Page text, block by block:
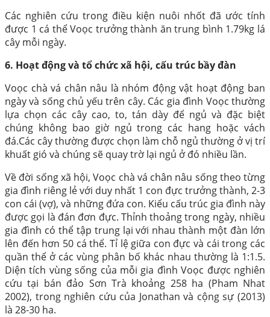
Các nghiên cứu trong điều kiện nuôi nhốt đã ước tính
được 1 cá thể Voọc trưởng thành ăn trung bình 1.79kg lá
cây mỗi ngày.
6. Hoạt động và tổ chức xã hội, cấu trúc bầy đàn
Voọc chà vá chân nâu là nhóm động vật hoạt động ban
ngày và sống chủ yếu trên cây. Các gia đình Voọc thường
lựa chọn các cây cao, to, tán dày để ngủ và đặc biệt
chúng không bao giờ ngủ trong các hang hoặc vách
đá.Các cây thường được chọn làm chỗ ngủ thường ở vị trí
khuất gió và chúng sẽ quay trờ lại ngủ ở đó nhiều lần.
Về đời sống xã hội, Voọc chà vá chân nâu sống theo từng
gia đình riêng lẻ với duy nhất 1 con đực trưởng thành, 2-3
con cái (vợ), và những đứa con. Kiểu cấu trúc gia đình này
được gọi là đán đơn đực. Thỉnh thoảng trong ngày, nhiều
gia đình có thể tập trung lại với nhau thành một đàn lớn
lên đến hơn 50 cá thể. Tỉ lệ giữa con đực và cái trong các
quần thể ở các vùng phân bố khác nhau thường là 1:1.5.
Diện tích vùng sống của mỗi gia đình Voọc được nghiên
cứu tại bán đảo Sơn Trà khoảng 258 ha (Pham Nhat
2002), trong nghiên cứu của Jonathan và cộng sự (2013)
là 28-30 ha.